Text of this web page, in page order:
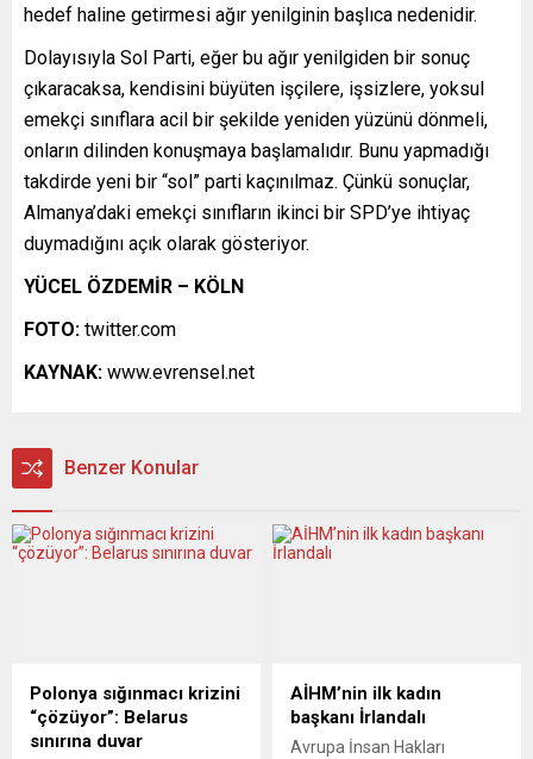
hedef haline getirmesi ağır yenilginin başlıca nedenidir.
Dolayısıyla Sol Parti, eğer bu ağır yenilgiden bir sonuç
çıkaracaksa, kendisini büyüten işçilere, işsizlere, yoksul
emekçi sınıflara acil bir şekilde yeniden yüzünü dönmeli,
onların dilinden konuşmaya başlamalıdır. Bunu yapmadığı
takdirde yeni bir “sol” parti kaçınılmaz. Çünkü sonuçlar,
Almanya’daki emekçi sınıfların ikinci bir SPD’ye ihtiyaç
duymadığını açık olarak gösteriyor.
YÜCEL ÖZDEMİR – KÖLN
FOTO: twitter.com
KAYNAK: www.evrensel.net
Benzer Konular
Polonya sığınmacı krizini
“çözüyor”: Belarus
sınırına duvar
AİHM’nin ilk kadın
başkanı İrlandalı
Avrupa İnsan Hakları